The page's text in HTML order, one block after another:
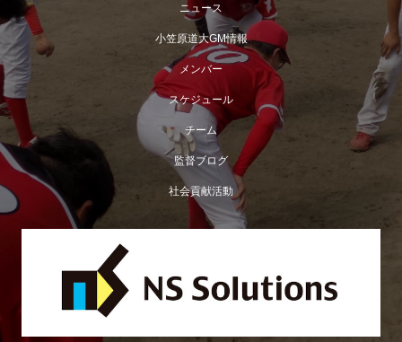
ニュース
小笠原道大GM情報
メンバー
スケジュール
チーム
監督ブログ
社会貢献活動